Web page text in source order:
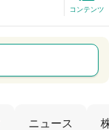
コンテンツ
ニュース